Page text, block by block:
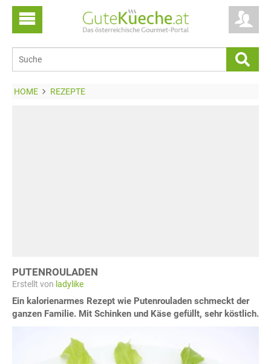
HOME REZEPTE
PUTENROULADEN
Erstellt von ladylike
Ein kalorienarmes Rezept wie Putenrouladen schmeckt der
ganzen Familie. Mit Schinken und Käse gefüllt, sehr köstlich.